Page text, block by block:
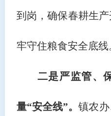
到岗，确保春耕生
牢守住粮食安全底线
二是严监管、
量“安全线”。镇农